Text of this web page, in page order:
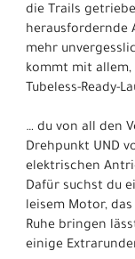
die Trails
herausfordernde
mehr
kommt mit allem,
Tubeless-Ready-
… du von all den
Drehpunkt UND
elektrischen
Dafür suchst du
leisem Motor,
Ruhe bringen
einige